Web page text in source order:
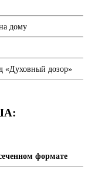
дому
«Духовный дозор»
формате